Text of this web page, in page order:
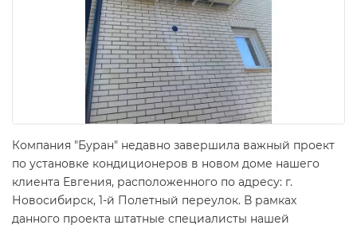
Компания "Буран" недавно завершила важный проект
по установке кондиционеров в новом доме нашего
клиента Евгения, расположенного по адресу: г.
Новосибирск, 1-й Полетный переулок. В рамках
данного проекта штатные специалисты нашей